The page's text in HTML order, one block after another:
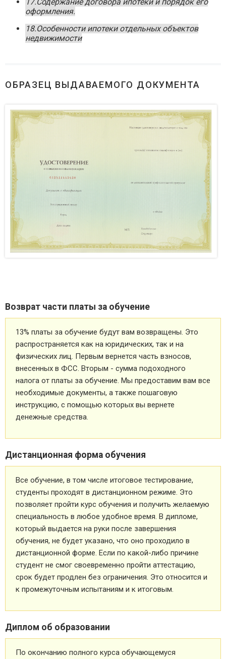
оформления.
18.Особенности ипотеки отдельных объектов
недвижимости
ОБРАЗЕЦ ВЫДАВАЕМОГО ДОКУМЕНТА
Возврат части платы за обучение
13% платы за обучение будут вам возвращены. Это
распространяется как на юридических, так и на
физических лиц. Первым вернется часть взносов,
внесенных в ФСС. Вторым - сумма подоходного
налога от платы за обучение. Мы предоставим вам все
необходимые документы, а также пошаговую
инструкцию, с помощью которых вы вернете
денежные средства.
Дистанционная форма обучения
Все обучение, в том числе итоговое тестирование,
студенты проходят в дистанционном режиме. Это
позволяет пройти курс обучения и получить желаемую
специальность в любое удобное время. В дипломе,
который выдается на руки после завершения
обучения, не будет указано, что оно проходило в
дистанционной форме. Если по какой-либо причине
студент не смог своевременно пройти аттестацию,
срок будет продлен без ограничения. Это относится и
к промежуточным испытаниям и к итоговым.
Диплом об образовании
По окончанию полного курса обучающемуся